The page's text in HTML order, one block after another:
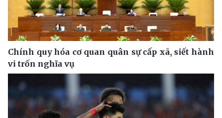
Chính quy hóa cơ quan quân sự cấp xã, siết hành
vi trốn nghĩa vụ